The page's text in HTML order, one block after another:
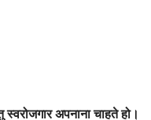
स्वरोजगार अपनाना चाहते हो।